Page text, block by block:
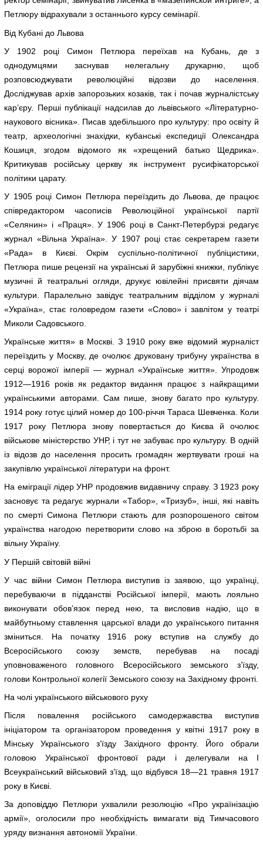
Петлюру відрахували з останнього курсу семінарії.
Від Кубані до Львова
У 1902 році Симон Петлюра переїхав на Кубань, де з
однодумцями заснував нелегальну друкарню, щоб
розповсюджувати революційні відозви до населення.
Досліджував архів запорозьких козаків, так і почав журналістську
кар’єру. Перші публікації надсилав до львівського «Літературно-
наукового вісника». Писав здебільшого про культуру: про освіту й
театр, археологічні знахідки, кубанські експедиції Олександра
Кошиця, згодом відомого як «хрещений батько Щедрика».
Критикував російську церкву як інструмент русифікаторської
політики царату.
У 1905 році Симон Петлюра переїздить до Львова, де працює
співредактором часописів Революційної української партії
«Селянин» і «Праця». У 1906 році в Санкт-Петербурзі редагує
журнал «Вільна Україна». У 1907 році стає секретарем газети
«Рада» в Києві. Окрім суспільно-політичної публіцистики,
Петлюра пише рецензії на українські й зарубіжні книжки, публікує
музичні й театральні огляди, друкує ювілейні присвяти діячам
культури. Паралельно завідує театральним відділом у журналі
«Україна», стає головредом газети «Слово» і завлітом у театрі
Миколи Садовського.
Українське життя» в Москві. З 1910 року вже відомий журналіст
переїздить у Москву, де очолює друковану трибуну українства в
серці ворожої імперії — журнал «Українське життя». Упродовж
1912—1916 років як редактор видання працює з найкращими
українськими авторами. Сам пише, знову багато про культуру.
1914 року готує цілий номер до 100-річчя Тараса Шевченка. Коли
1917 року Петлюра знову повертається до Києва й очолює
військове міністерство УНР, і тут не забуває про культуру. В одній
із відозв до населення просить громадян жертвувати гроші на
закупівлю української літератури на фронт.
На еміграції лідер УНР продовжив видавничу справу. З 1923 року
засновує та редагує журнали «Табор», «Тризуб», інші, які навіть
по смерті Симона Петлюри стають для розпорошеного світом
українства нагодою перетворити слово на зброю в боротьбі за
вільну Україну.
У Першій світовій війні
У час війни Симон Петлюра виступив із заявою, що українці,
перебуваючи в підданстві Російської імперії, мають лояльно
виконувати обов’язок перед нею, та висловив надію, що в
майбутньому ставлення царської влади до українського питання
зміниться. На початку 1916 року вступив на службу до
Всеросійського союзу земств, перебував на посаді
уповноваженого головного Всеросійського земського з’їзду,
голови Контрольної колегії Земського союзу на Західному фронті.
На чолі українського військового руху
Після повалення російського самодержавства виступив
ініціатором та організатором проведення у квітні 1917 року в
Мінську Українського з’їзду Західного фронту. Його обрали
головою Української фронтової ради і делегували на І
Всеукраїнський військовий з’їзд, що відбувся 18—21 травня 1917
року в Києві.
За доповіддю Петлюри ухвалили резолюцію «Про українізацію
армії», оголосили про необхідність вимагати від Тимчасового
уряду визнання автономії України.